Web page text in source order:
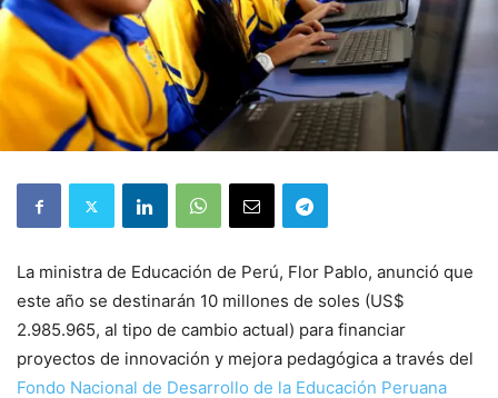
La ministra de Educación de Perú, Flor Pablo, anunció que
este año se destinarán 10 millones de soles (US$
2.985.965, al tipo de cambio actual) para financiar
proyectos de innovación y mejora pedagógica a través del
Fondo Nacional de Desarrollo de la Educación Peruana